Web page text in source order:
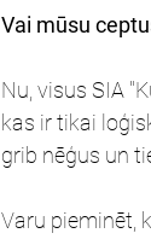
Vai mūsu
Nu, visus SIA
kas ir tikai
grib nēģus un
Varu pieminēt,